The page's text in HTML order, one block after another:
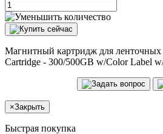
Магнитный картридж для ленточных
Cartridge - 300/500GB w/Color Label
×Закрыть
Быстрая покупка